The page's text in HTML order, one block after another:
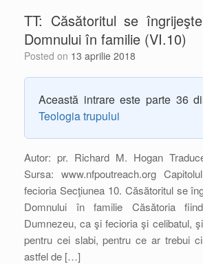
TT: Căsătoritul se
Domnului în familie (VI.10)
Posted on 13 aprilie 2018
Această intrare este parte 36
Teologia trupului
Autor: pr. Richard M. Hogan
Sursa: www.nfpoutreach.org
fecioria Secţiunea 10. Căsătoritul se
Domnului în familie Căsătoria
Dumnezeu, ca şi fecioria şi celibatul,
pentru cei slabi, pentru ce ar trebui
astfel de […]